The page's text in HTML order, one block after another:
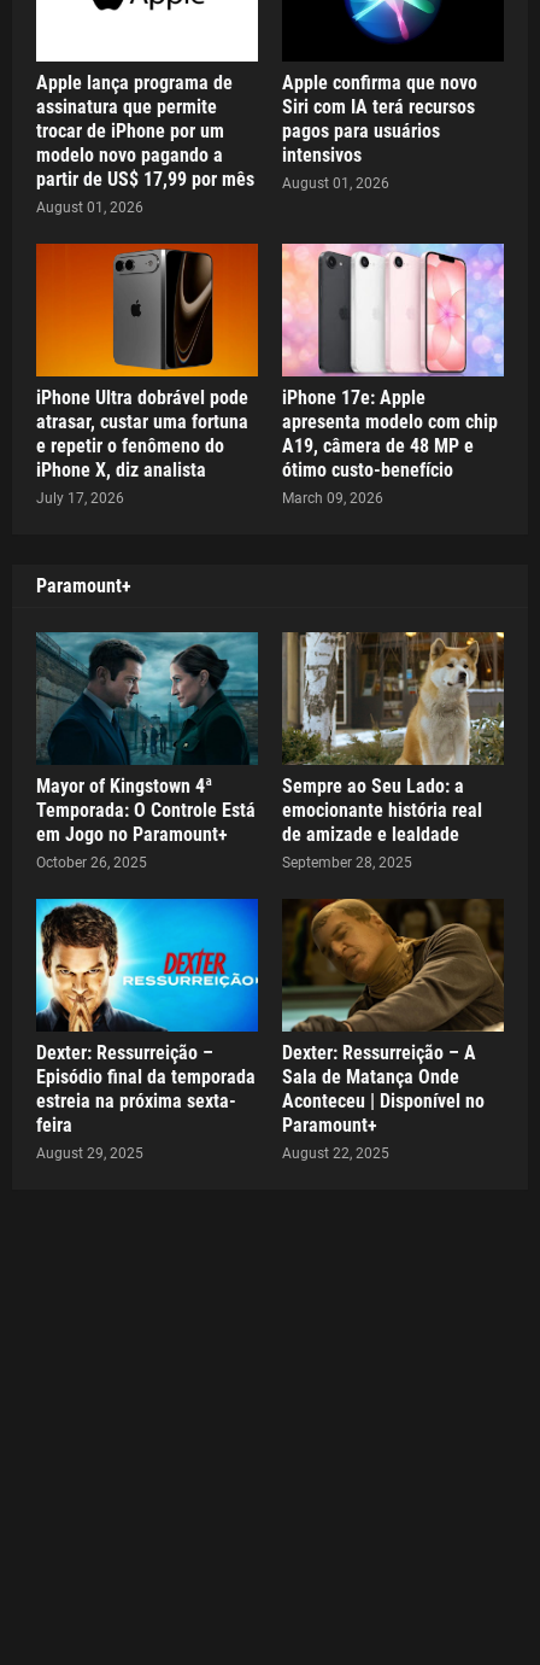
Apple lança programa de
assinatura que permite
trocar de iPhone por um
modelo novo pagando a
partir de US$ 17,99 por mês
August 01, 2026
Apple confirma que novo
Siri com IA terá recursos
pagos para usuários
intensivos
August 01, 2026
iPhone Ultra dobrável pode
atrasar, custar uma fortuna
e repetir o fenômeno do
iPhone X, diz analista
July 17, 2026
iPhone 17e: Apple
apresenta modelo com chip
A19, câmera de 48 MP e
ótimo custo-benefício
March 09, 2026
Paramount+
Mayor of Kingstown 4ª
Temporada: O Controle Está
em Jogo no Paramount+
October 26, 2025
Sempre ao Seu Lado: a
emocionante história real
de amizade e lealdade
September 28, 2025
Dexter: Ressurreição –
Episódio final da temporada
estreia na próxima sexta-
feira
August 29, 2025
Dexter: Ressurreição – A
Sala de Matança Onde
Aconteceu | Disponível no
Paramount+
August 22, 2025